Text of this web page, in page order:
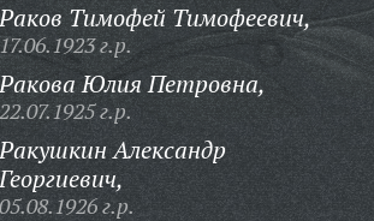
Тимофей Тимофеевич,
г.р.
Юлия Петровна,
22.07.1925 г.р.
Александр
05.08.1926 г.р.